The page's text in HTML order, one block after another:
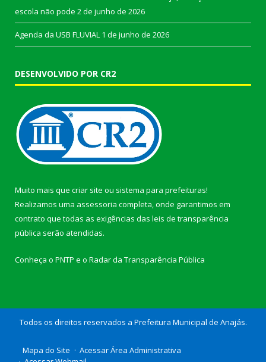
escola não pode 2 de junho de 2026
Agenda da USB FLUVIAL 1 de junho de 2026
DESENVOLVIDO POR CR2
Muito mais que criar site ou sistema para prefeituras!
Realizamos uma assessoria completa, onde garantimos em
contrato que todas as exigências das leis de transparência
pública serão atendidas.
Conheça o PNTP e o Radar da Transparência Pública
Todos os direitos reservados a Prefeitura Municipal de Anajás.
Mapa do Site
Acessar Área Administrativa